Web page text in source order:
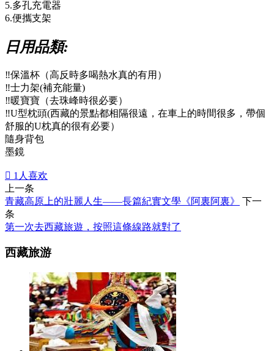
5.多孔充電器
6.便攜支架
日用品類:
‼️保溫杯（高反時多喝熱水真的有用）
‼️士力架(補充能量)
‼️暖寶寶（去珠峰時很必要）
‼️U型枕頭(西藏的景點都相隔很遠，在車上的時間很多，帶個
舒服的U枕真的很有必要）
隨身背包
墨鏡
 1 人喜欢
上一条
青藏高原上的壯麗人生——長篇紀實文學《阿裏阿裏》
下一
条
第一次去西藏旅遊，按照這條線路就對了
西藏旅游